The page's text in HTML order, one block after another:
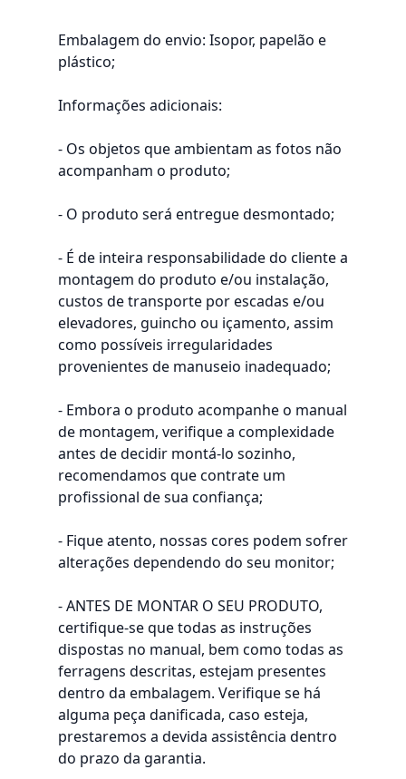
Embalagem do envio: Isopor, papelão e
plástico;
Informações adicionais:
- Os objetos que ambientam as fotos não
acompanham o produto;
- O produto será entregue desmontado;
- É de inteira responsabilidade do cliente a
montagem do produto e/ou instalação,
custos de transporte por escadas e/ou
elevadores, guincho ou içamento, assim
como possíveis irregularidades
provenientes de manuseio inadequado;
- Embora o produto acompanhe o manual
de montagem, verifique a complexidade
antes de decidir montá-lo sozinho,
recomendamos que contrate um
profissional de sua confiança;
- Fique atento, nossas cores podem sofrer
alterações dependendo do seu monitor;
- ANTES DE MONTAR O SEU PRODUTO,
certifique-se que todas as instruções
dispostas no manual, bem como todas as
ferragens descritas, estejam presentes
dentro da embalagem. Verifique se há
alguma peça danificada, caso esteja,
prestaremos a devida assistência dentro
do prazo da garantia.